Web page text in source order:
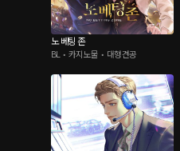
노 베팅 존
BL • 카지노물 • 대형견공